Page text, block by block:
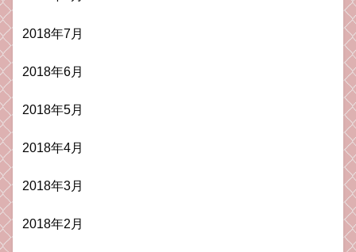
2018年7月
2018年6月
2018年5月
2018年4月
2018年3月
2018年2月